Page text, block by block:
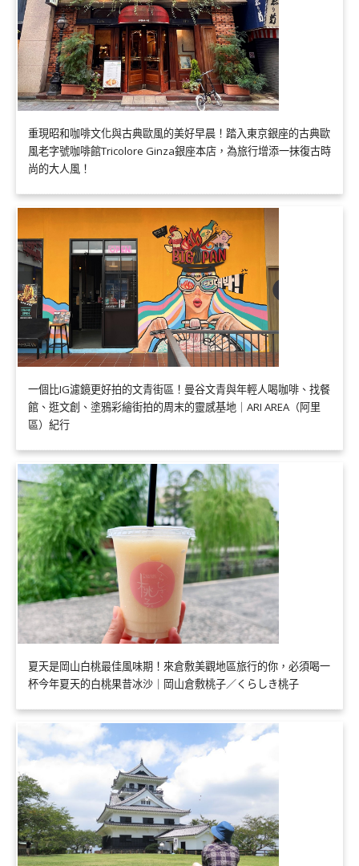
重現昭和咖啡文化與古典歐風的美好早晨！踏入東京銀座的古典歐
風老字號咖啡館Tricolore Ginza銀座本店，為旅行增添一抹復古時
尚的大人風！
一個比IG濾鏡更好拍的文青街區！曼谷文青與年輕人喝咖啡、找餐
館、逛文創、塗鴉彩繪街拍的周末的靈感基地｜ARI AREA（阿里
區）紀行
夏天是岡山白桃最佳風味期！來倉敷美觀地區旅行的你，必須喝一
杯今年夏天的白桃果昔冰沙｜岡山倉敷桃子／くらしき桃子